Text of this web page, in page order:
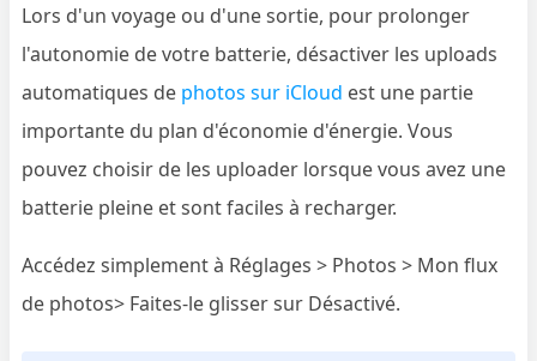
Lors d'un voyage ou d'une sortie, pour prolonger
l'autonomie de votre batterie, désactiver les uploads
automatiques de photos sur iCloud est une partie
importante du plan d'économie d'énergie. Vous
pouvez choisir de les uploader lorsque vous avez une
batterie pleine et sont faciles à recharger.
Accédez simplement à Réglages > Photos > Mon flux
de photos> Faites-le glisser sur Désactivé.